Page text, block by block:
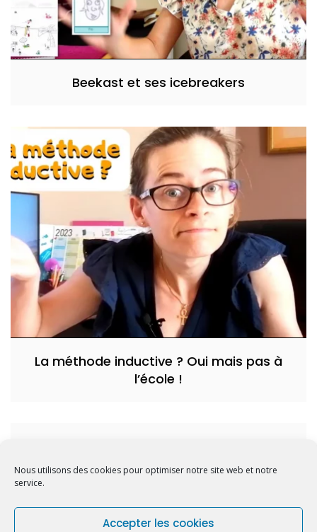
Nous utilisons des cookies pour optimiser notre site web et notre
service.
Accepter les cookies
Beekast et ses icebreakers
La méthode inductive ? Oui mais pas à
l’école !